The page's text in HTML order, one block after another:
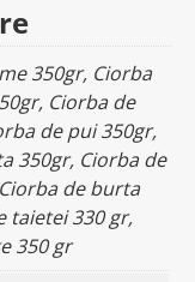
350gr, Ciorba
Ciorba de
de pui 350gr,
350gr, Ciorba de
de burta
taietei 330 gr,
350 gr